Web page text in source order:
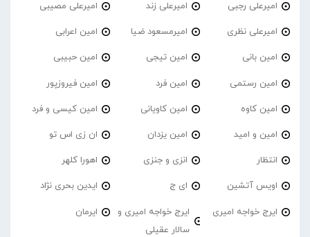
امیرعلی رجبی امیرعلی زند امیرعلی مصیبی
امیرعلی نظری امیرمسعود ضیا امین اعرابی
امین بانی امین تیجی امین حبیبی
امین رستمی امین فرد امین فیروزپور
امین کاوه امین کاویانی امین کیسی و فرد
امین و امید امین یزدان ان زی اس تو
انتظار انزی و جنزی اهورا کلهر
اویس آتشین ای ج ایدین بحری نژاد
ایرج خواجه امیری
ایرج خواجه امیری و
سالار عقیلی
ایرمان